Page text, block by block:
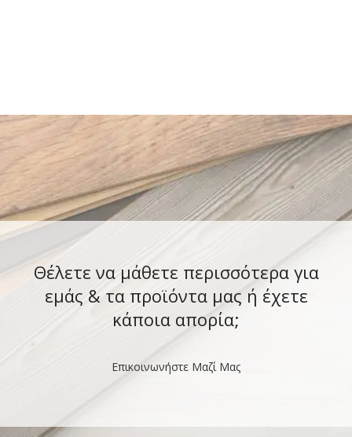
Θέλετε να μάθετε περισσότερα για
εμάς & τα προϊόντα μας ή έχετε
κάποια απορία;
Επικοινωνήστε Μαζί Μας